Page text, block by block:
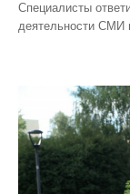
Специалисты
деятельности СМИ